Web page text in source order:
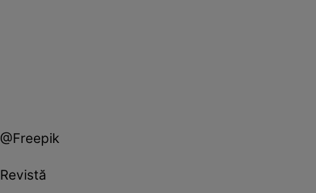
@Freepik
Revistă